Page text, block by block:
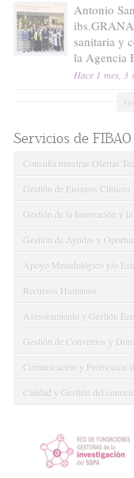
Antonio
sanitaria y
la Agencia
Hace 1 mes, 3
Servicios de FIBAO
Consulta nuestras Ofertas
Gestión de Ensayos
Gestión de la Innovación y
Gestión de Ayudas y
Apoyo Metodológico y/o
Recursos Humanos
Asesoramiento y Gestión
Gestión de Convenios y
Comunicación y Promoción
Calidad y Gestión del